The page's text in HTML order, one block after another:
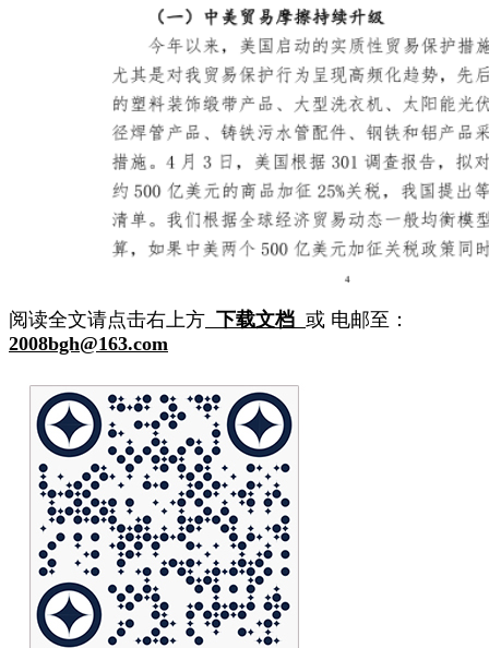
阅读全文请点击右上方 下载文档 或 电邮至：
2008bgh@163.com